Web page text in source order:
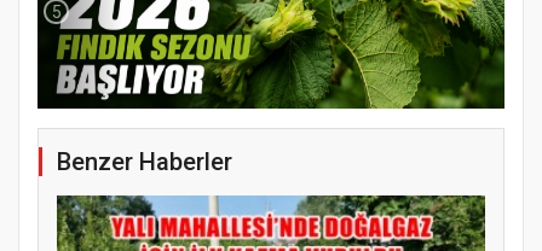
5
Benzer Haberler